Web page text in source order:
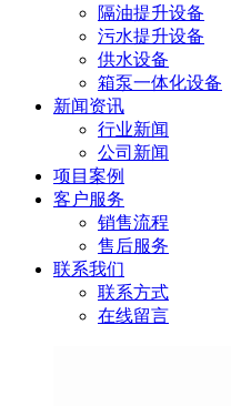
隔油提升设备
污水提升设备
供水设备
箱泵一体化设备
新闻资讯
行业新闻
公司新闻
项目案例
客户服务
销售流程
售后服务
联系我们
联系方式
在线留言